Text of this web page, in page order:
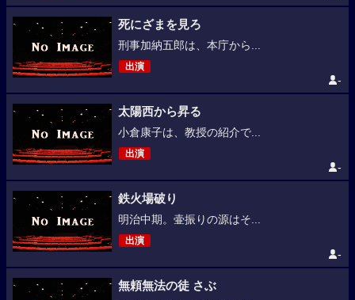
死にざまを見ろ
刑事加納五郎は、本庁から...
出演
-
太陽西から昇る
小倉康子は、教授の紹介で...
出演
-
鉄火場破り
明治中期。壷振りの源はそ...
出演
-
無頼無法の徒 さぶ